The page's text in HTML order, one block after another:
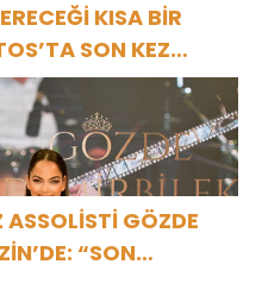
KISA BİR
SON KEZ
ASSOLİSTİ GÖZDE
“SON